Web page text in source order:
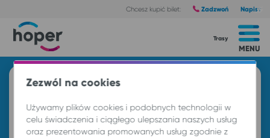
Chcesz kupić bilet: Zadzwoń Napisz
MENU
Trasy
Znajdź przejazd i kup bilet
Z
Zezwól na cookies
Używamy plików cookies i podobnych technologii w
celu świadczenia i ciągłego ulepszania naszych usług
oraz prezentowania promowanych usług zgodnie z